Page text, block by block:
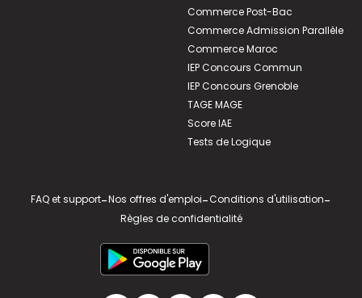
Commerce Post-Bac
Commerce Admission Parallèle
Commerce Maroc
IEP Concours Commun
IEP Concours Grenoble
TAGE MAGE
Score IAE
Tests de Logique
FAQ et support-Nos offres d'emploi-Conditions d'utilisation-
Règles de confidentialité